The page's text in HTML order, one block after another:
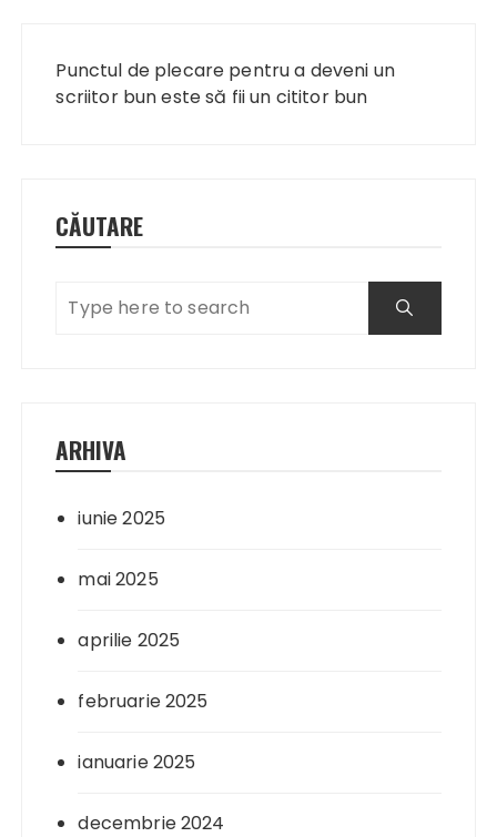
articole
Punctul de plecare pentru a deveni un
scriitor bun este să fii un cititor bun
CĂUTARE
ARHIVA
iunie 2025
mai 2025
aprilie 2025
februarie 2025
ianuarie 2025
decembrie 2024